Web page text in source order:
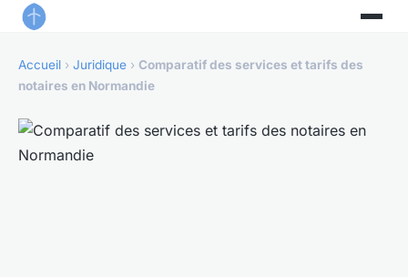
Accueil › Juridique › Comparatif des services et tarifs des
notaires en Normandie